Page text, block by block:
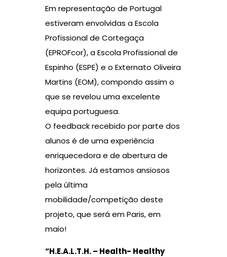
Em representação de Portugal
estiveram envolvidas a Escola
Profissional de Cortegaça
(EPROFcor), a Escola Profissional de
Espinho (ESPE) e o Externato Oliveira
Martins (EOM), compondo assim o
que se revelou uma excelente
equipa portuguesa.
O feedback recebido por parte dos
alunos é de uma experiência
enriquecedora e de abertura de
horizontes. Já estamos ansiosos
pela última
mobilidade/competição deste
projeto, que será em Paris, em
maio!
“H.E.A.L.T.H. – Health- Healthy